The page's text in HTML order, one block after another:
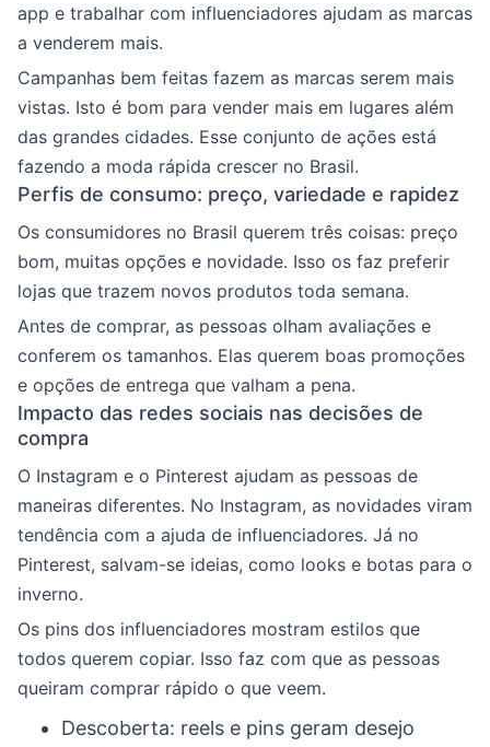
app e trabalhar com influenciadores ajudam as marcas
a venderem mais.
Campanhas bem feitas fazem as marcas serem mais
vistas. Isto é bom para vender mais em lugares além
das grandes cidades. Esse conjunto de ações está
fazendo a moda rápida crescer no Brasil.
Perfis de consumo: preço, variedade e rapidez
Os consumidores no Brasil querem três coisas: preço
bom, muitas opções e novidade. Isso os faz preferir
lojas que trazem novos produtos toda semana.
Antes de comprar, as pessoas olham avaliações e
conferem os tamanhos. Elas querem boas promoções
e opções de entrega que valham a pena.
Impacto das redes sociais nas decisões de
compra
O Instagram e o Pinterest ajudam as pessoas de
maneiras diferentes. No Instagram, as novidades viram
tendência com a ajuda de influenciadores. Já no
Pinterest, salvam-se ideias, como looks e botas para o
inverno.
Os pins dos influenciadores mostram estilos que
todos querem copiar. Isso faz com que as pessoas
queiram comprar rápido o que veem.
Descoberta: reels e pins geram desejo